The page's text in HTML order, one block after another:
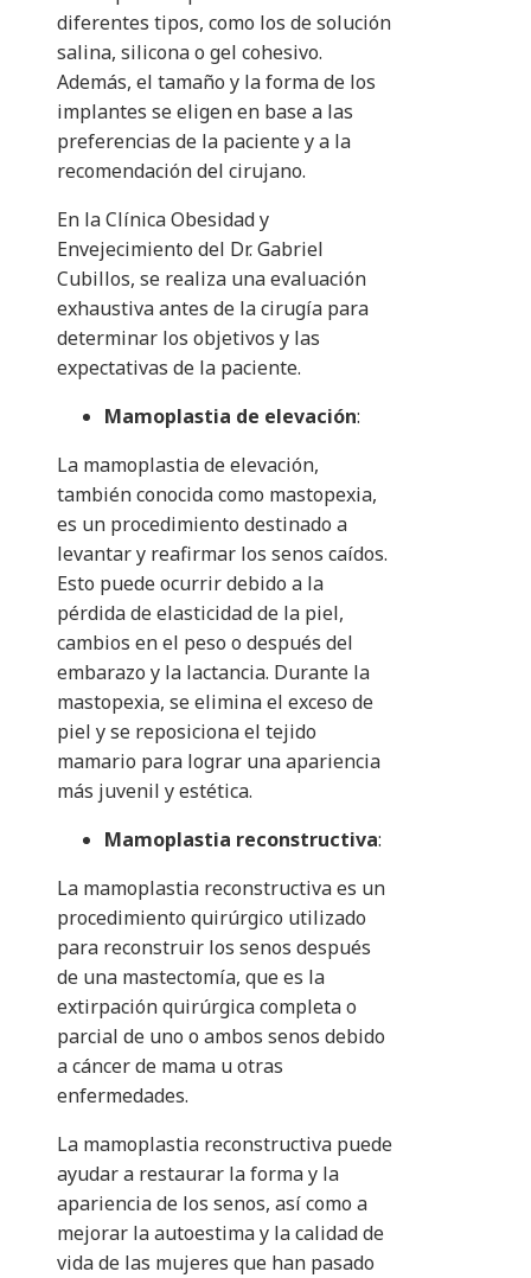
diferentes tipos, como los de solución
salina, silicona o gel cohesivo.
Además, el tamaño y la forma de los
implantes se eligen en base a las
preferencias de la paciente y a la
recomendación del cirujano.
En la Clínica Obesidad y
Envejecimiento del Dr. Gabriel
Cubillos, se realiza una evaluación
exhaustiva antes de la cirugía para
determinar los objetivos y las
expectativas de la paciente.
Mamoplastia de elevación:
La mamoplastia de elevación,
también conocida como mastopexia,
es un procedimiento destinado a
levantar y reafirmar los senos caídos.
Esto puede ocurrir debido a la
pérdida de elasticidad de la piel,
cambios en el peso o después del
embarazo y la lactancia. Durante la
mastopexia, se elimina el exceso de
piel y se reposiciona el tejido
mamario para lograr una apariencia
más juvenil y estética.
Mamoplastia reconstructiva:
La mamoplastia reconstructiva es un
procedimiento quirúrgico utilizado
para reconstruir los senos después
de una mastectomía, que es la
extirpación quirúrgica completa o
parcial de uno o ambos senos debido
a cáncer de mama u otras
enfermedades.
La mamoplastia reconstructiva puede
ayudar a restaurar la forma y la
apariencia de los senos, así como a
mejorar la autoestima y la calidad de
vida de las mujeres que han pasado